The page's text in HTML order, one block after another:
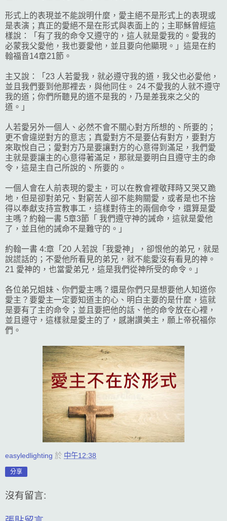
形式上的表現並不能說明什麼，愛主絕不是形式上的表現或
是表演；真正的愛絕不是在形式與表面上的；主耶穌曾經這
樣說：「有了我的命令又遵守的，這人就是愛我的。愛我的
必蒙我父愛他，我也要愛他，並且要向他顯現。」這是在約
翰福音14章21節。
主又說：「23 人若愛我，就必遵守我的道，我父也必愛他，
並且我們要到他那裡去，與他同住。 24 不愛我的人就不遵守
我的道；你們所聽見的道不是我的，乃是差我來之父的
道。」
人若愛另外一個人、必然不會不關心對方所想的、所要的；
更不會違逆對方的意志；真愛對方不是要佔有對方，要對方
來取悅自己；愛對方乃是要讓對方的心意得到滿足，我們愛
主就是要讓主的心意得著滿足，那就是要明白且遵守主的命
令，這是主自己所說的、所要的。
一個人會在人前表現的愛主，可以在教會裡敬拜時又哭又跪
地，但是卻對弟兄、對窮苦人卻不能夠關愛，或者是也不捨
得以奉獻支持宣教事工，這樣對待主的兩個命令，還算是愛
主嗎？約翰一書 5章3節「 我們遵守神的誡命，這就是愛他
了，並且他的誡命不是難守的。」
約翰一書 4:章「20 人若說「我愛神」，卻恨他的弟兄，就是
說謊話的；不愛他所看見的弟兄，就不能愛沒有看見的神。
21 愛神的，也當愛弟兄，這是我們從神所受的命令。」
各位弟兄姐妹、你們愛主嗎？還是你們只是想要他人知道你
愛主？要愛主一定要知道主的心、明白主要的是什麼，這就
是要有了主的命令；並且要把他的話、他的命令放在心裡，
並且遵守，這樣就是愛主的了，感謝讚美主，願上帝祝福你
們。
easyledlighting 於 中午12:38
分享
沒有留言: